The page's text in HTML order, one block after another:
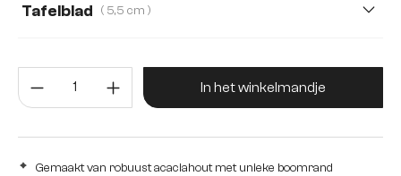
Tafelblad ( 5,5 cm )
Producthoeveelheid: Voer de
In het winkelmandje
Gemaakt van robuust acaciahout met unieke boomrand